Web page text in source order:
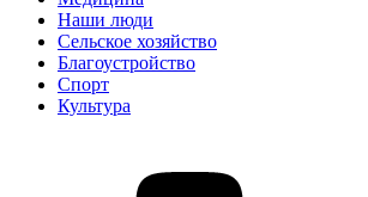
Наши люди
Сельское хозяйство
Благоустройство
Спорт
Культура